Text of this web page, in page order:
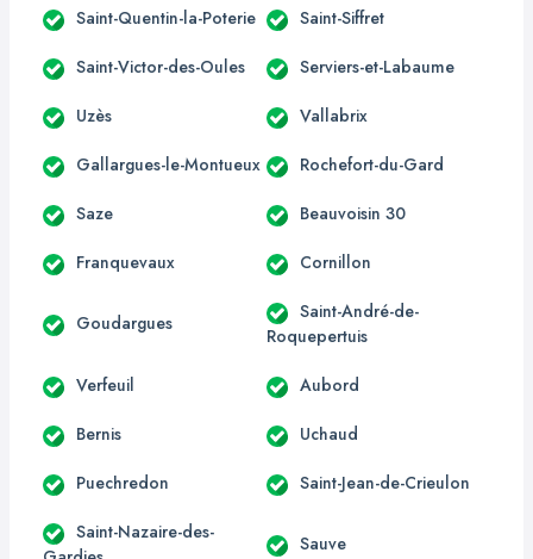
Saint-Quentin-la-Poterie Saint-Siffret
Saint-Victor-des-Oules Serviers-et-Labaume
Uzès Vallabrix
Gallargues-le-Montueux Rochefort-du-Gard
Saze Beauvoisin 30
Franquevaux Cornillon
Goudargues
Saint-André-de-
Roquepertuis
Verfeuil Aubord
Bernis Uchaud
Puechredon Saint-Jean-de-Crieulon
Saint-Nazaire-des-
Sauve